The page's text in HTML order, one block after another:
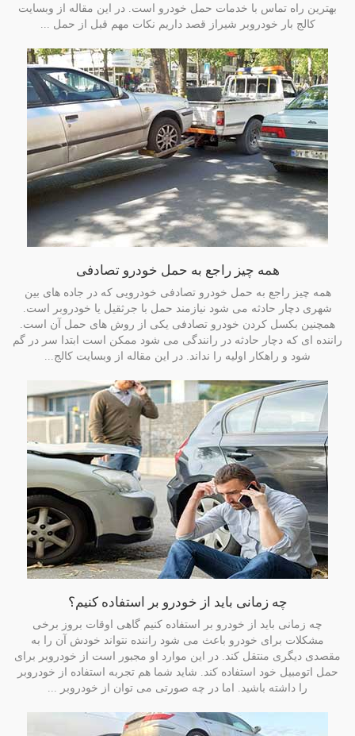
بهترین راه تماس با خدمات حمل خودرو است. در این مقاله از وبسایت
کالج بار خودروبر شیراز قصد داریم نکات مهم قبل از حمل ...
همه چیز راجع به حمل خودرو تصادفی
همه چیز راجع به حمل خودرو تصادفی خودرویی که در جاده های بین
شهری دچار حادثه می شود نیازمند حمل با جرثقیل یا خودروبر است.
همچنین بکسل کردن خودرو تصادفی یکی از روش های حمل آن است.
راننده ای که دچار حادثه در رانندگی می شود ممکن است ابتدا سر در گم
شود و راهکار اولیه را نداند. در این مقاله از وبسایت کالج...
چه زمانی باید از خودرو بر استفاده کنیم؟
چه زمانی باید از خودرو بر استفاده کنیم گاهی اوقات بروز برخی
مشکلات برای خودرو باعث می شود راننده نتواند خودش آن را به
مقصدی دیگری منتقل کند. در این موارد او مجبور است از خودروبر برای
حمل اتومبیل خود استفاده کند. شاید شما هم تجربه استفاده از خودروبر
را داشته باشید. اما در چه صورتی می توان از خودروبر ...